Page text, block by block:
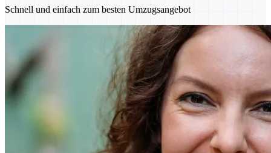
Schnell und einfach zum besten Umzugsangebot